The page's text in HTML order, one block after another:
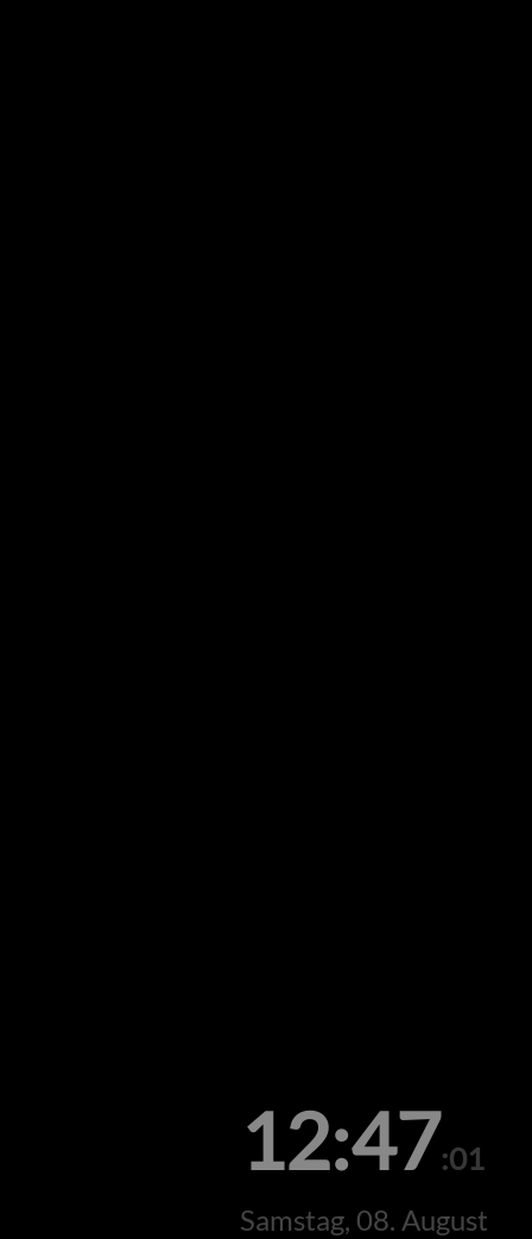
12:47:01
Samstag, 08. August